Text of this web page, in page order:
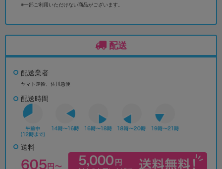
※一部ご利用いただけない商品がございます。
配送
配送業者
ヤマト運輸、佐川急便
配送時間
送料